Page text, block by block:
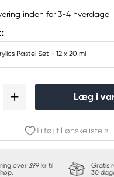
inden for 3-4 hverdage
Pastel Set - 12 x 20 ml
Læg i
Tilføj til ønskeliste »
over 399 kr til
Gratis
30